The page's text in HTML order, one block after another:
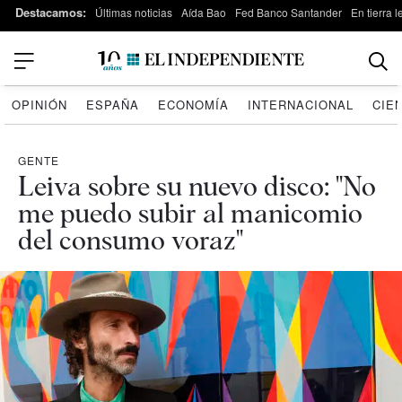
Destacamos: Últimas noticias Aída Bao Fed Banco Santander En tierra
OPINIÓN ESPAÑA ECONOMÍA INTERNACIONAL
GENTE
Leiva sobre su nuevo disco: "No
me puedo subir al manicomio
del consumo voraz"